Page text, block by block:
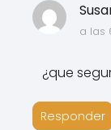
a las
¿que
Responder